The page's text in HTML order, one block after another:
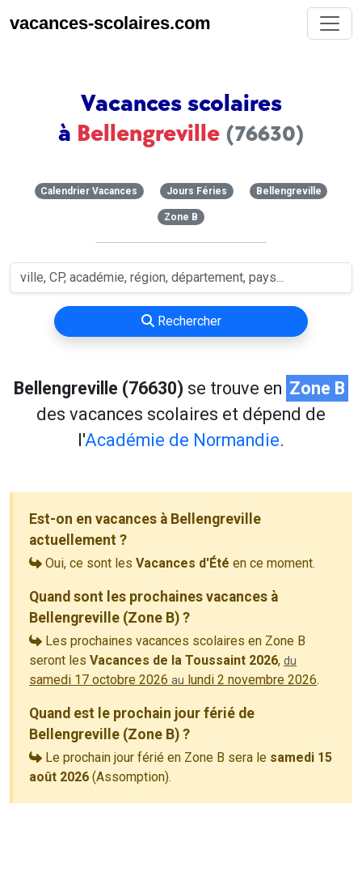
vacances-scolaires.com
Vacances scolaires
à Bellengreville (76630)
Calendrier Vacances Jours Féries Bellengreville
Zone B
Rechercher
Bellengreville (76630) se trouve en Zone B
des vacances scolaires et dépend de
l'Académie de Normandie.
Est-on en vacances à Bellengreville
actuellement ?
Oui, ce sont les Vacances d'Été en ce moment.
Quand sont les prochaines vacances à
Bellengreville (Zone B) ?
Les prochaines vacances scolaires en Zone B
seront les Vacances de la Toussaint 2026, du
samedi 17 octobre 2026 au lundi 2 novembre 2026.
Quand est le prochain jour férié de
Bellengreville (Zone B) ?
Le prochain jour férié en Zone B sera le samedi 15
août 2026 (Assomption).